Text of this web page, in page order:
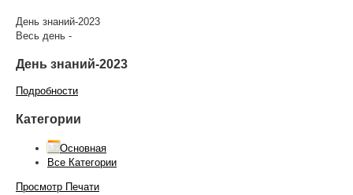
День знаний-2023
Весь день -
День знаний-2023
Подробности
Категории
Основная
Все Категории
Просмотр Печати